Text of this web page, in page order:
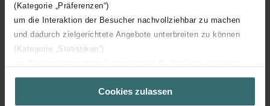
(Kategorie „Präferenzen“)
um die Interaktion der Besucher nachvollziehbar zu machen
und dadurch zielgerichtete Angebote unterbreiten zu können
(Kategorie „Statistiken“)
(Kategorie „Marketing“)
Über „Details zeigen“ bzw. die Datenschutzerklärung erhalten
Cookies zulassen
Détails techniques
Modèle électrique